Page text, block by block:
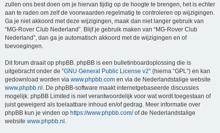
zullen ons best doen om je hiervan tijdig op de hoogte te brengen, het is echter
aan te raden om zelf de voorwaarden regelmatig te controleren op wijzigingen.
Ga je niet akkoord met deze wijzigingen, maak dan niet langer gebruik van
“MG-Rover Club Nederland”. Blijf je gebruik maken van “MG-Rover Club
Nederland”, dan ga je automatisch akkoord met de wijzigingen en of
toevoegingen.
Dit forum draait op phpBB. phpBB is een bulletinboardoplossing die is
uitgebracht onder de “GNU General Public License v2” (hierna “GPL”) en kan
gedownload worden via www.phpbb.com en via de Nederlandstalige website
www.phpbb.nl . De phpBB-software maakt internetgebaseerde discussies
mogelijk. phpBB Limited is niet verantwoordelijk voor wat wordt toegestaan of
juist geweigerd als toelaatbare inhoud en/of gedrag. Meer informatie over
phpBB kun je vinden op https://www.phpbb.com/of de Nederlandstalige
website www.phpbb.nl .